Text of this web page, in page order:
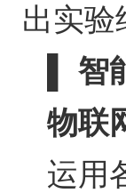
出实验
智
物联
运用